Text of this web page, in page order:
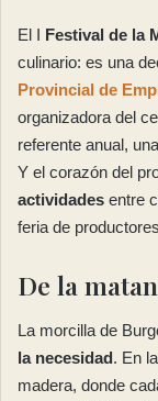
El I Festival de la
culinario: es una
Provincial de
organizadora del
referente anual,
Y el corazón del
actividades entre
feria de
De la
La morcilla de
la necesidad. En
madera, donde